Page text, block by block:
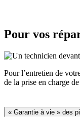
Pour vos
Pour l’entretien de
de la prise en charge
« Garantie à vie » des